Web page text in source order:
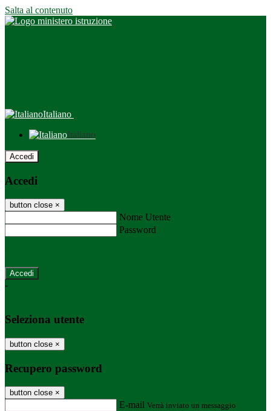
Salta al contenuto
Italiano
Italiano
Accedi
Accedi
button close ×
Nome Utente
Password
-
Seleziona utente
button close ×
Recupero password
button close ×
E-mail Verrà inviato un messaggio